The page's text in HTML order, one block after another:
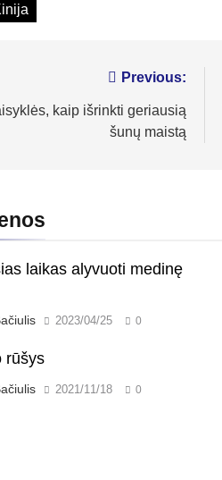
Previous:
kaip išrinkti geriausią
šunų maistą
laikas alyvuoti medinę
2023/04/25 0
rūšys
2021/11/18 0